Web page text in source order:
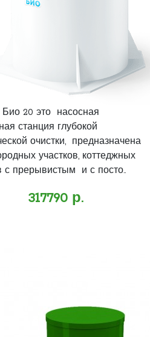
20 это насосная
станция глубокой
очистки, предназначена
участков, коттеджных
с прерывистым и с посто..
317790 р.